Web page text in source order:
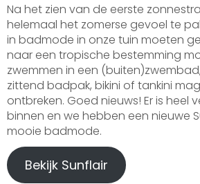
Na het zien van de eerste
helemaal het zomerse gevoel te
in badmode in onze tuin moeten
naar een tropische bestemming
zwemmen in een
zittend badpak, bikini of tankini
ontbreken. Goed nieuws! Er is heel
binnen en we hebben een nieuwe
mooie badmode.
Bekijk Sunflair